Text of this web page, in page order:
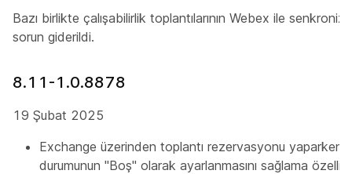
Bazı birlikte çalışabilirlik toplantılarının Webex ile
sorun giderildi.
8.11-1.0.8878
19 Şubat 2025
Exchange üzerinden toplantı rezervasyonu yaparken,
durumunun "Boş" olarak ayarlanmasını sağlama